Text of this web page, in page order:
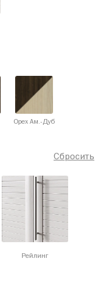
Орех Ам.-Дуб
Сбросить
Рейлинг